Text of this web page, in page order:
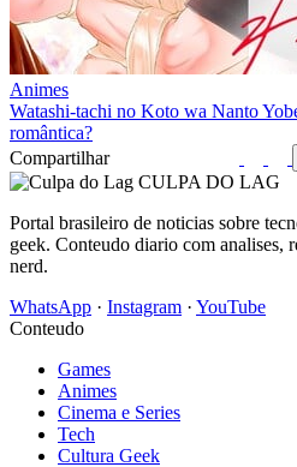
Animes
Watashi-tachi no Koto wa Nanto
romântica?
Compartilhar
CULPA DO LAG
Portal brasileiro de noticias sobre
geek. Conteudo diario com analises,
nerd.
WhatsApp · Instagram · YouTube
Conteudo
Games
Animes
Cinema e Series
Tech
Cultura Geek